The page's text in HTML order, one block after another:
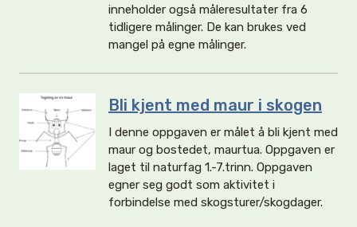
inneholder også måleresultater fra 6
tidligere målinger. De kan brukes ved
mangel på egne målinger.
Bli kjent med maur i skogen
I denne oppgaven er målet å bli kjent med
maur og bostedet, maurtua. Oppgaven er
laget til naturfag 1.-7.trinn. Oppgaven
egner seg godt som aktivitet i
forbindelse med skogsturer/skogdager.